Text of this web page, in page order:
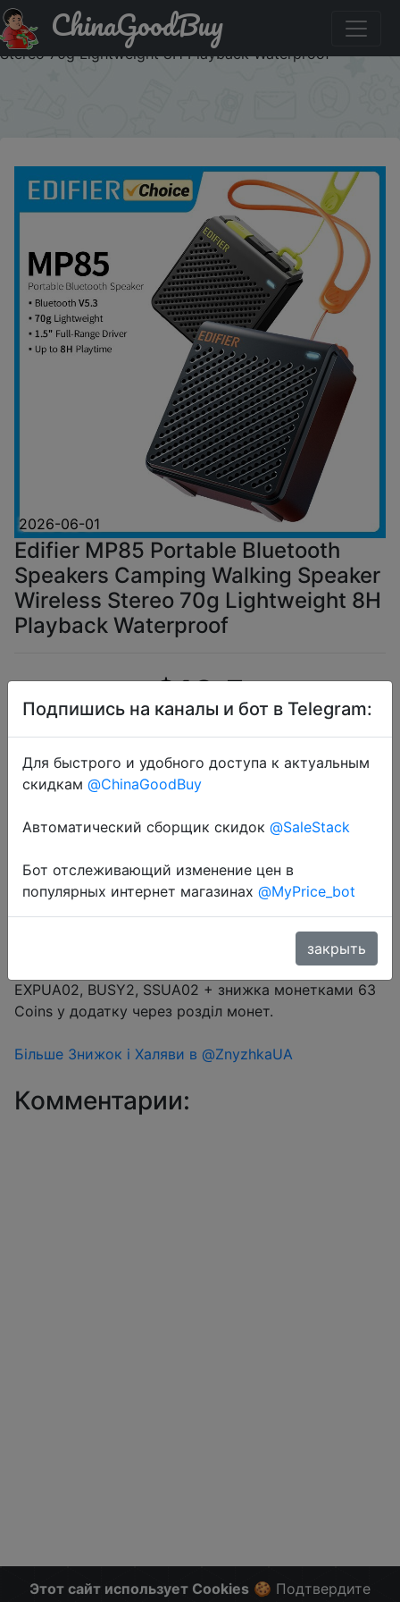
Купить по скидке :AEUA2 Edifier MP85 Portable
Bluetooth Speakers Camping Walking Speaker Wireless
Stereo 70g Lightweight 8H Playback Waterproof
ChinaGoodBuy
2026-06-01
Edifier MP85 Portable Bluetooth
Speakers Camping Walking Speaker
Wireless Stereo 70g Lightweight 8H
Playback Waterproof
$10.5
Промокод:"AEUA2"
Промокод на вибір $2/$12 (16.67%) → AEUA2,
UACD2, LR02, SPEKA02, AEXP02, LRUKR02,
EXPUA02, BUSY2, SSUA02 + знижка монетками 63
Coins у додатку через розділ монет.
Більше Знижок і Халяви в @ZnyzhkaUA
Комментарии:
Этот сайт использует Cookies 🍪 Подтвердите
Подпишись на каналы и бот в Telegram:
Для быстрого и удобного доступа к актуальным
скидкам @ChinaGoodBuy
Автоматический сборщик скидок @SaleStack
Бот отслеживающий изменение цен в
популярных интернет магазинах @MyPrice_bot
закрыть